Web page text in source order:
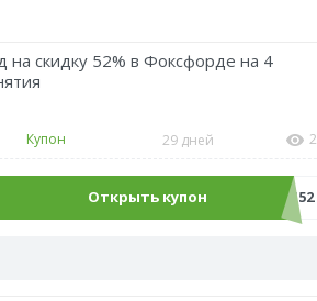
на скидку 52% в Фоксфорде на 4
Купон 29 дней 2
Открыть купон LANG52